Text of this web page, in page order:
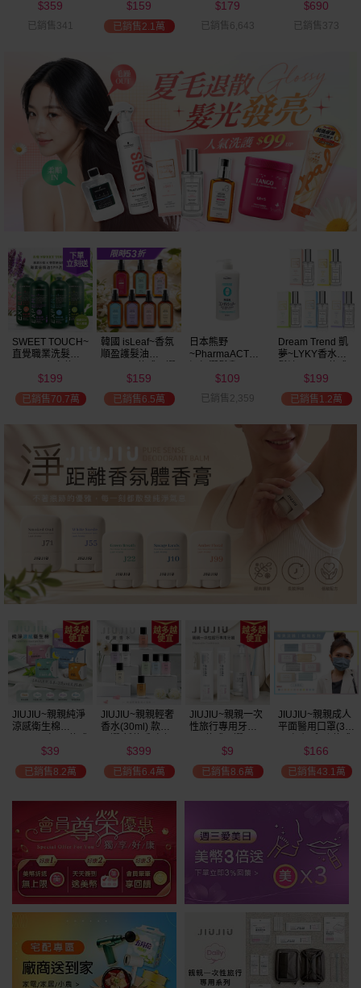
59
$359
已銷售341
$159
已銷售2.1萬
$179
已銷售6,643
$690
已銷售373
SWEET TOUCH~
直覺職業洗髮精
選 全新包裝
$199
已銷售70.7萬
韓國 isLeaf~香氛
順盈護髮油
$159
已銷售6.5萬
日本熊野
~PharmaACT無
(600ml)
$109
已銷售2,359
Dream Trend 凱
夢~LYKY香水護
$199
已銷售1.2萬
JIUJIU~親親純淨
涼感衛生棉
$39
已銷售8.2萬
JIUJIU~親親輕奢
香水(30ml) 款式
市/平替香水/大牌
香水/大牌平替
$399
已銷售6.4萬
JIUJIU~親親一次
性旅行專用牙刷(1
$9
已銷售8.6萬
JIUJIU~親親成人
平面醫用口罩(30
可選 MD雙鋼印
$166
已銷售43.1萬